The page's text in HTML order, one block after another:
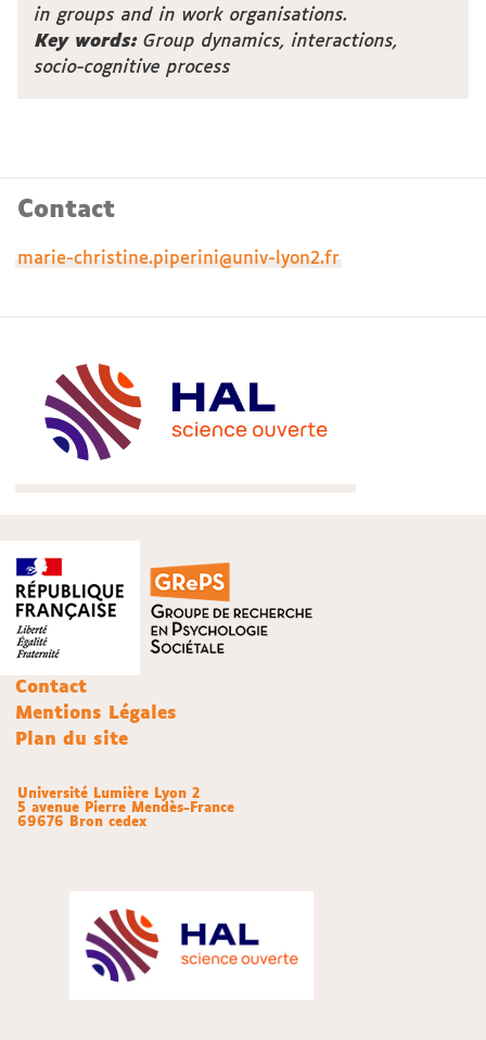
in groups and in work organisations.
Key words:Group dynamics, interactions,
socio-cognitive process
Contact
marie-christine.piperini@univ-lyon2.fr
Contact
Mentions Légales
Plan du site
Université Lumière Lyon 2
5 avenue Pierre Mendès-France
69676 Bron cedex